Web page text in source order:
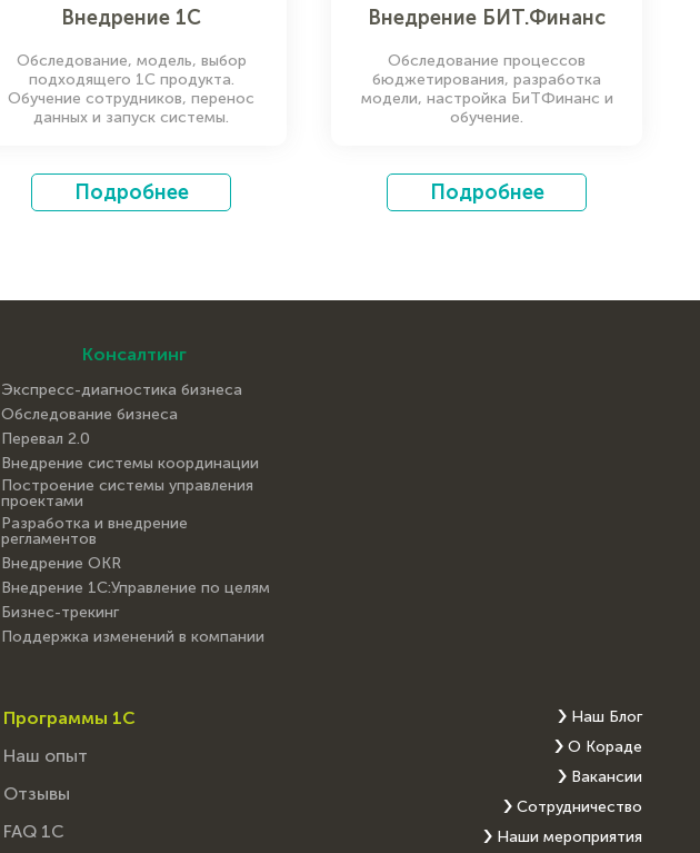
Внедрение 1С
Обследование, модель, выбор
подходящего 1С продукта.
Обучение сотрудников, перенос
данных и запуск системы.
Подробнее
Внедрение БИТ.Финанс
Обследование процессов
бюджетирования, разработка
модели, настройка БиТФинанс и
обучение.
Подробнее
Консалтинг
Экспресс-диагностика бизнеса
Обследование бизнеса
Перевал 2.0
Внедрение системы координации
Построение системы управления
проектами
Разработка и внедрение
регламентов
Внедрение OKR
Внедрение 1С:Управление по целям
Бизнес-трекинг
Поддержка изменений в компании
Программы 1С
Наш опыт
Отзывы
FAQ 1С
Наш Блог
О Кораде
Вакансии
Сотрудничество
Наши мероприятия